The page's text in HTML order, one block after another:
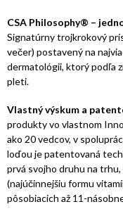
CSA Philosophy® –
Signatúrny trojkrokový
večer) postavený na
dermatológii, ktorý podľa
pleti.
Vlastný výskum a
produkty vo vlastnom
ako 20 vedcov, v
loďou je patentovaná
prvá svojho druhu na
(najúčinnejšiu formu
pôsobiacich až 11-